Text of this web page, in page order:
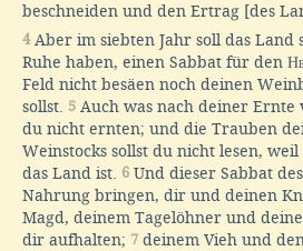
beschneiden und den Ertrag [des
4Aber im siebten Jahr soll das Land
Ruhe haben, einen Sabbat für den
Feld nicht besäen noch deinen
sollst. 5 Auch was nach deiner Ernte
du nicht ernten; und die Trauben
Weinstocks sollst du nicht lesen,
das Land ist. 6 Und dieser Sabbat
Nahrung bringen, dir und deinen
Magd, deinem Tagelöhner und
dir aufhalten; 7 deinem Vieh und